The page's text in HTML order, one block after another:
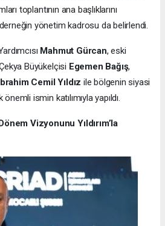
toplantının ana başlıklarını
yönetim kadrosu da belirlendi.
Mahmut Gürcan, eski
Büyükelçisi Egemen Bağış,
Cemil Yıldız ile bölgenin siyasi
ismin katılımıyla yapıldı.
Vizyonunu Yıldırım’la